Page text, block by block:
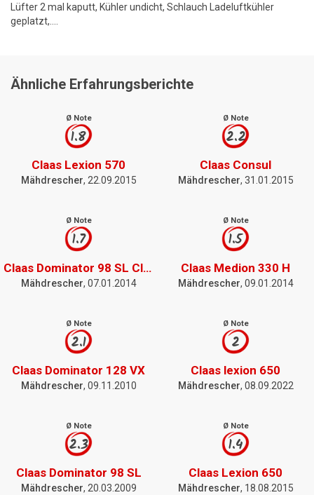
Lüfter 2 mal kaputt, Kühler undicht, Schlauch Ladeluftkühler
geplatzt,....
Ähnliche Erfahrungsberichte
Ø Note
1.8
Claas Lexion 570
Mähdrescher, 22.09.2015
Ø Note
2.2
Claas Consul
Mähdrescher, 31.01.2015
Ø Note
1.7
Claas Dominator 98 SL Classic
Mähdrescher, 07.01.2014
Ø Note
1.5
Claas Medion 330 H
Mähdrescher, 09.01.2014
Ø Note
2.1
Claas Dominator 128 VX
Mähdrescher, 09.11.2010
Ø Note
2
Claas lexion 650
Mähdrescher, 08.09.2022
Ø Note
2.3
Claas Dominator 98 SL
Mähdrescher, 20.03.2009
Ø Note
1.4
Claas Lexion 650
Mähdrescher, 18.08.2015